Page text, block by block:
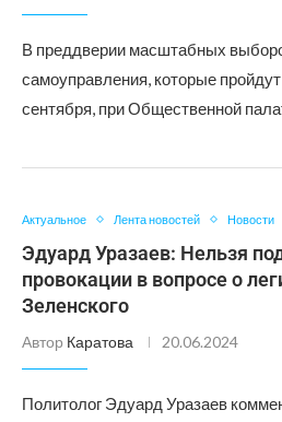
В преддверии масштабных
самоуправления, которые
сентября, при Общественной
Актуальное Лента новостей Новости
Эдуард Уразаев: Нельзя
провокации в вопросе о
Зеленского
Автор Каратова 20.06.2024
Политолог Эдуард Уразаев